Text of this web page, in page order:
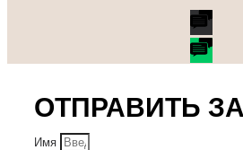
ОТПРАВИТЬ
Имя